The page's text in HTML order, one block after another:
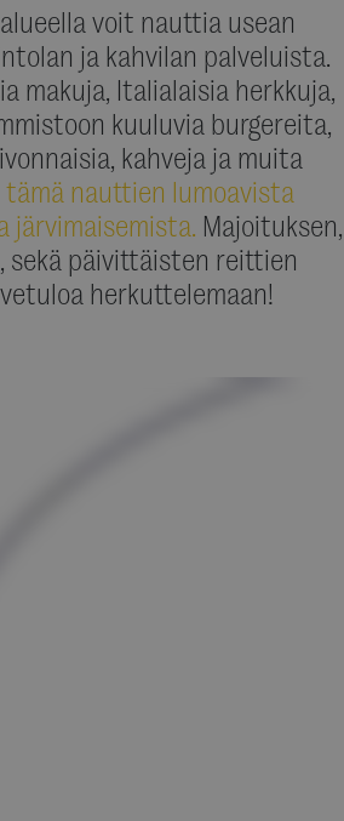
voit nauttia usean
ja kahvilan palveluista.
makuja, Italialaisia herkkuja,
kuuluvia burgereita,
kahveja ja muita
tämä nauttien lumoavista
Majoituksen,
päivittäisten reittien
herkuttelemaan!